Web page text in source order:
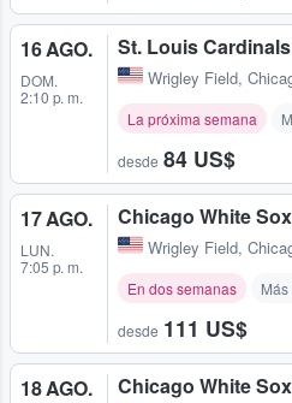
16 AGO.
DOM.
2:10 p. m.
St. Louis
Wrigley Field,
La próxima semana
desde 84 US$
17 AGO.
LUN.
7:05 p. m.
Chicago White
Wrigley Field,
En dos semanas
desde 111 US$
18 AGO. Chicago White